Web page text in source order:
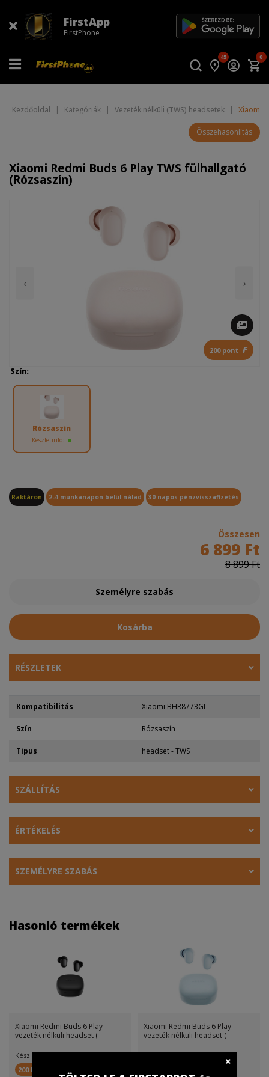
FirstApp
FirstPhone
45 0
Kezdőoldal | Kategóriák | Vezeték nélküli (TWS) headsetek | Xiaomi
Összehasonlítás
Xiaomi Redmi Buds 6 Play TWS fülhallgató
(Rózsaszín)
‹ ›
200 pont F
Szín:
Rózsaszín
Készletinfó:
Raktáron 2-4 munkanapon belül nálad 30 napos pénzvisszafizetés
Összesen
6 899 Ft
8 899 Ft
Személyre szabás
Kosárba
RÉSZLETEK
Kompatibilitás Xiaomi BHR8773GL
Szín Rózsaszín
Tipus headset - TWS
SZÁLLÍTÁS
ÉRTÉKELÉS
SZEMÉLYRE SZABÁS
Hasonló termékek
Xiaomi Redmi Buds 6 Play
vezeték nélküli headset (
Készletinfó:
200 FirstPont
Xiaomi Redmi Buds 6 Play
vezeték nélküli headset (
Készletinfó: